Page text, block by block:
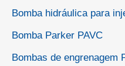
Bomba hidráulica para
Bomba Parker PAVC
Bombas de engrenagem